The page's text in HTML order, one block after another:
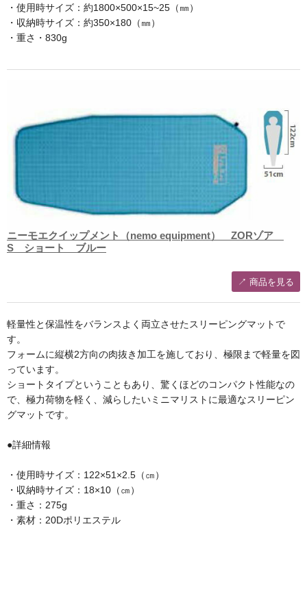
・使用時サイズ：約1800×500×15~25（㎜）
・収納時サイズ：約350×180（㎜）
・重さ・830g
ニーモエクイップメント（nemo equipment） ZORゾア
S ショート ブルー
↗︎ 商品を見る
軽量性と保温性をバランスよく両立させたスリーピングマットで
す。
フォームに縦横2方向の肉抜き加工を施しており、極限まで軽量を図
っています。
ショートタイプということもあり、驚くほどのコンパクト性能なの
で、極力荷物を軽く、減らしたいミニマリストに最適なスリーピン
グマットです。
●詳細情報
・使用時サイズ：122×51×2.5（㎝）
・収納時サイズ：18×10（㎝）
・重さ：275g
・素材：20Dポリエステル